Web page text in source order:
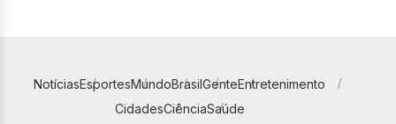
NotíciasEsportesMundoBrasilGenteEntretenimento
CidadesCiênciaSaúde